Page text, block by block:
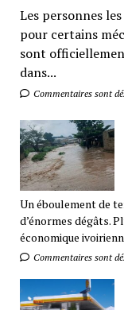
Les personnes
pour certains
sont
dans...
Commentaires sont
Un éboulement de
d’énormes dégâts.
économique
Commentaires sont